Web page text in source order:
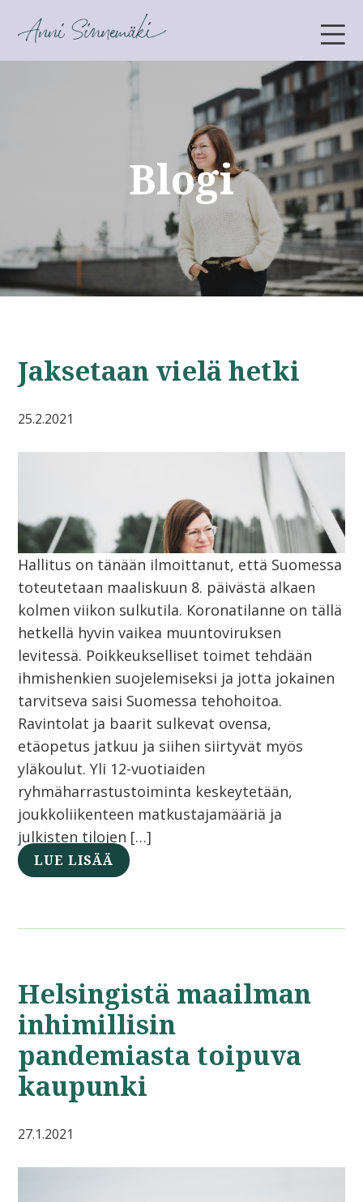
ANNI SINNEMÄKI
Blogi
Jaksetaan vielä hetki
25.2.2021
Hallitus on tänään ilmoittanut, että Suomessa
toteutetaan maaliskuun 8. päivästä alkaen
kolmen viikon sulkutila. Koronatilanne on tällä
hetkellä hyvin vaikea muuntoviruksen
levitessä. Poikkeukselliset toimet tehdään
ihmishenkien suojelemiseksi ja jotta jokainen
tarvitseva saisi Suomessa tehohoitoa.
Ravintolat ja baarit sulkevat ovensa,
etäopetus jatkuu ja siihen siirtyvät myös
yläkoulut. Yli 12-vuotiaiden
ryhmäharrastustoiminta keskeytetään,
joukkoliikenteen matkustajamääriä ja
julkisten tilojen […]
LUE LISÄÄ
Helsingistä maailman
inhimillisin
pandemiasta toipuva
kaupunki
27.1.2021